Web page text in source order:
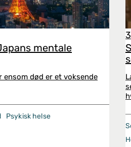
mentale
død er et voksende
Psykisk helse